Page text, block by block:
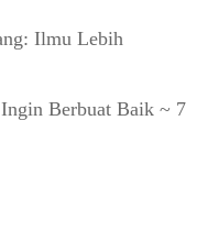
Ilmu Lebih
Berbuat Baik ~ 7